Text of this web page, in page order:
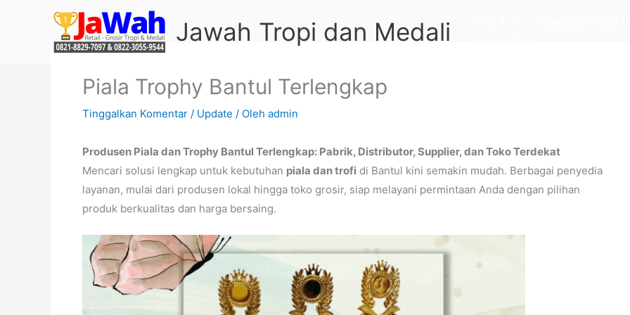
Jawah Tropi dan Medali
Piala Trophy Bantul Terlengkap
Tinggalkan Komentar / Update / Oleh admin
Produsen Piala dan Trophy Bantul Terlengkap: Pabrik, Distributor, Supplier, dan Toko Terdekat
Mencari solusi lengkap untuk kebutuhan piala dan trofi di Bantul kini semakin mudah. Berbagai penyedia
layanan, mulai dari produsen lokal hingga toko grosir, siap melayani permintaan Anda dengan pilihan
produk berkualitas dan harga bersaing.